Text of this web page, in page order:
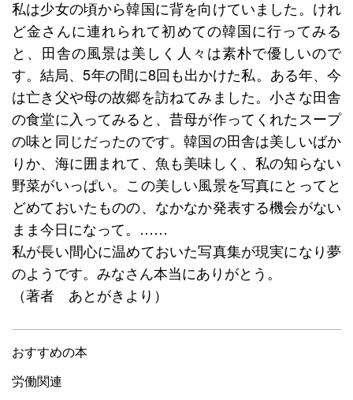
私は少女の頃から韓国に背を向けていました。けれ
ど金さんに連れられて初めての韓国に行ってみる
と、田舎の風景は美しく人々は素朴で優しいので
す。結局、5年の間に8回も出かけた私。ある年、今
は亡き父や母の故郷を訪ねてみました。小さな田舎
の食堂に入ってみると、昔母が作ってくれたスープ
の味と同じだったのです。韓国の田舎は美しいばか
りか、海に囲まれて、魚も美味しく、私の知らない
野菜がいっぱい。この美しい風景を写真にとってと
どめておいたものの、なかなか発表する機会がない
まま今日になって。……
私が長い間心に温めておいた写真集が現実になり夢
のようです。みなさん本当にありがとう。
（著者 あとがきより）
おすすめの本
労働関連